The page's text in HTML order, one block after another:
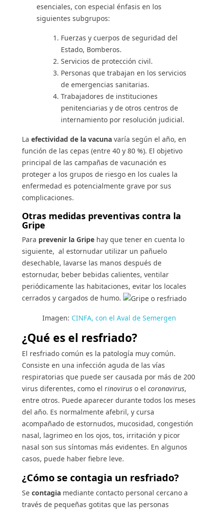
esenciales, con especial énfasis en los
siguientes subgrupos:
Fuerzas y cuerpos de seguridad del
Estado, Bomberos.
Servicios de protección civil.
Personas que trabajan en los servicios
de emergencias sanitarias.
Trabajadores de instituciones
penitenciarias y de otros centros de
internamiento por resolución judicial.
La efectividad de la vacuna varía según el año, en
función de las cepas (entre 40 y 80 %). El objetivo
principal de las campañas de vacunación es
proteger a los grupos de riesgo en los cuales la
enfermedad es potencialmente grave por sus
complicaciones.
Otras medidas preventivas contra la
Gripe
Para prevenir la Gripe hay que tener en cuenta lo
siguiente, al estornudar utilizar un pañuelo
desechable, lavarse las manos después de
estornudar, beber bebidas calientes, ventilar
periódicamente las habitaciones, evitar los locales
cerrados y cargados de humo.
Imagen: CINFA, con el Aval de Semergen
¿Qué es el resfriado?
El resfriado común es la patología muy común.
Consiste en una infección aguda de las vías
respiratorias que puede ser causada por más de 200
virus diferentes, como el rinovirus o el coronavirus,
entre otros. Puede aparecer durante todos los meses
del año. Es normalmente afebril, y cursa
acompañado de estornudos, mucosidad, congestión
nasal, lagrimeo en los ojos, tos, irritación y picor
nasal son sus síntomas más evidentes. En algunos
casos, puede haber fiebre leve.
¿Cómo se contagia un resfriado?
Se contagia mediante contacto personal cercano a
través de pequeñas gotitas que las personas